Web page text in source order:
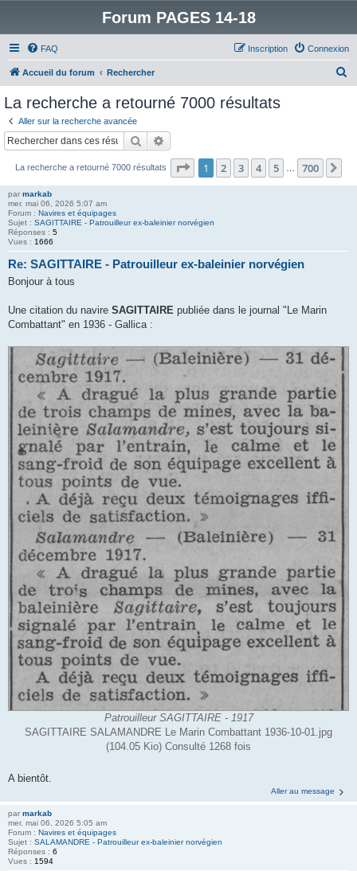
Forum PAGES 14-18
FAQ Connexion
Inscription
Accueil du forum Rechercher
c
La recherche a retourné 7000 résultats
Aller sur la recherche avancée
Rechercher
La recherche a retourné 7000 résultats Page 1sur700
1 2 3 4 5 700
par markab
mer. mai 06, 2026 5:07 am
Forum : Navires et équipages
Sujet : SAGITTAIRE - Patrouilleur ex-baleinier norvégien
Réponses : 5
Vues : 1666
Re: SAGITTAIRE - Patrouilleur ex-baleinier norvégien
Bonjour à tous
Une citation du navire SAGITTAIRE publiée dans le journal "Le Marin
Combattant" en 1936 - Gallica :
Patrouilleur SAGITTAIRE - 1917
SAGITTAIRE SALAMANDRE Le Marin Combattant 1936-10-01.jpg
(104.05 Kio) Consulté 1268 fois
A bientôt.
Aller au message
par markab
mer. mai 06, 2026 5:05 am
Forum : Navires et équipages
Sujet : SALAMANDRE - Patrouilleur ex-baleinier norvégien
Réponses : 6
Vues : 1594